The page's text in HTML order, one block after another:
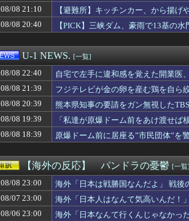
【衝撃】JAWSを超えるパニック映画、ガチである
【遊戯王OCG情報】LIMITED PACK WORLD
夏休み出国ラッシュがピーク 羽田空港、海外旅
乃木坂5期生、ムチムチ色白ナマ足公開wwwwwww
靖国神社「軍服のコスプレを禁止します」
【悲報】ジャンポケ斎藤さん、壊れる
【衝撃】韓国人「日本、山ひとつが”爆発の聖地”
海外「日本は戦勝国なんだよ」 戦後の日本人の特
マジュニアってのはピッコロ大魔王本人なの？子
【朗報】ヤニねこのカンサイネコちゃん、唯一ガイ
櫻坂4期生、色白の生足を披露....我慢できる男０人
【朗報】 Kindleのスポーツ漫画全巻50%還元、名
【マナー】勤め先のトイレが洋式なんだけど蓋を
小学校の図書館にはだしのゲンが置いてあったと
【嫁よ…】家族でドラッグストアへ。するとレジ
隣人奥「礼服貸してくれ」私「使う予定があるか
ブラック企業に勤めていた時の話。体調が悪くて
海外「W杯では行方不明だったが」ルイス・ディ
ところでした」
08/08 21:10
【避難所】キッチンカー、から揚
いた」→時事通信タイトル「パンに
08/08 20:40 【PICK】三峡ダム、豪雨で13基の
U-1 NEWS. [一覧]
08/08 22:40
自宅で左手に違和感を覚えた開業
08/08 21:39
フジテレビが金の卵を産む鶏を自
08/08 20:39
熊本県知事の要請をガン無視した
08/08 19:39
「私達が原爆ドーム前をあけ渡せ
08/08 18:39
原爆ドーム前に居座る”市民団体”
【海外の反応】 パンドラの憂鬱 [一覧]
08/08 23:00
海外「日本は戦勝国なんだよ」 戦
08/07 23:00
海外「日本人はなんて気高いんだ！
08/06 23:00
海外「日本なんて行くんじゃなかっ